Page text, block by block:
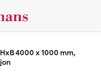
4000 x 1000 mm,